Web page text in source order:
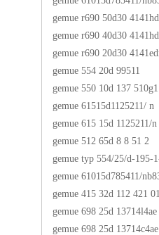
gemue r690 50d30
gemue r690 40d30
gemue r690 20d30
gemue 554 20d 99511
gemue 550 10d 137 510g1
gemue 61515d1125211/ n
gemue 615 15d 1125211/n
gemue 512 65d 8 8 51 2
gemue typ 554/25/d-195-
gemue 61015d785411/
gemue 415 32d 112 421
gemue 698 25d 13714l4ae
gemue 698 25d 13714c4ae